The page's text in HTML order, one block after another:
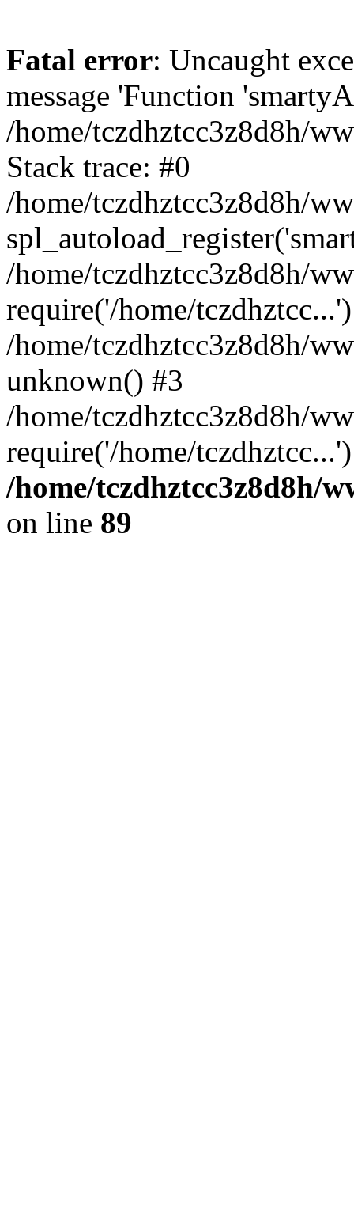
Fatal error: Uncaught
message 'Function
/home/tczdhztcc3z8d8h/
Stack trace: #0
/home/tczdhztcc3z8d8h/
/home/tczdhztcc3z8d8h/
require('/home/
/home/tczdhztcc3z8d8h/
unknown() #3
/home/tczdhztcc3z8d8h/
require('/home/
/home/tczdhztcc3z8d8h/
on line 89